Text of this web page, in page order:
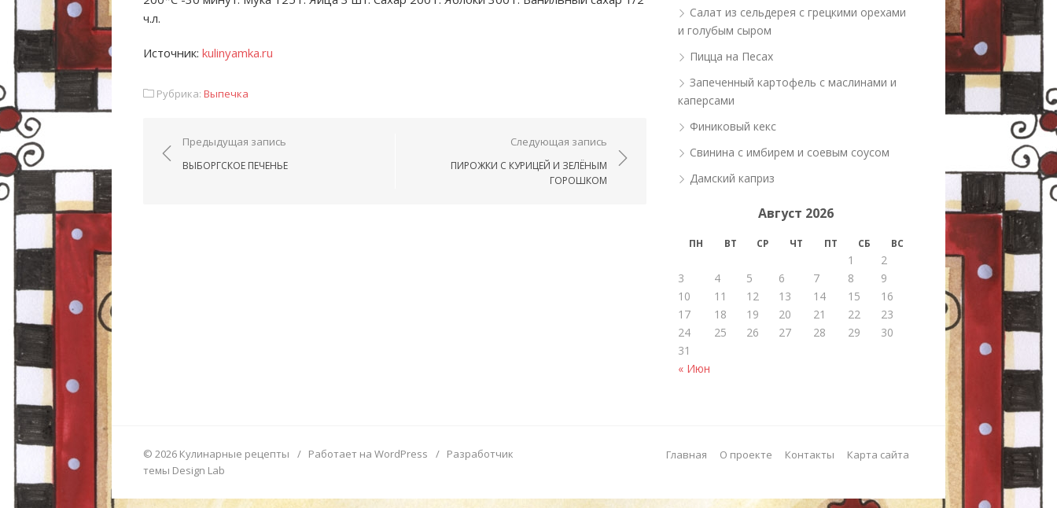
ч.л.
Источник: kulinyamka.ru
Рубрика: Выпечка
Навигация по записям
Предыдущая запись
ВЫБОРГСКОЕ ПЕЧЕНЬЕ
Следующая запись
ПИРОЖКИ С КУРИЦЕЙ И ЗЕЛЁНЫМ
ГОРОШКОМ
Салат из сельдерея с грецкими орехами
и голубым сыром
Пицца на Песах
Запеченный картофель с маслинами и
каперсами
Финиковый кекс
Свинина с имбирем и соевым соусом
Дамский каприз
Август 2026
ПН ВТ СР ЧТ ПТ СБ ВС
« Июн
1
2
3
4 5 6 7 8
9
10
11 12 13 14 15
16
17
18 19 20 21 22
23
24
25 26 27 28 29
30
31
© 2026 Кулинарные рецепты / Работает на WordPress / Разработчик
темы Design Lab
Главная О проекте Контакты Карта сайта